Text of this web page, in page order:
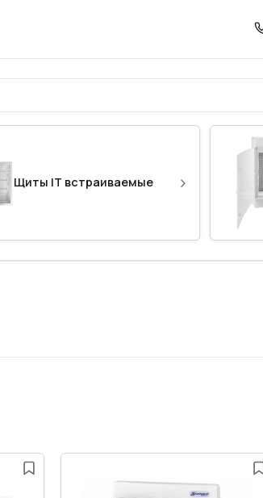
Щиты IT встраиваемые ›